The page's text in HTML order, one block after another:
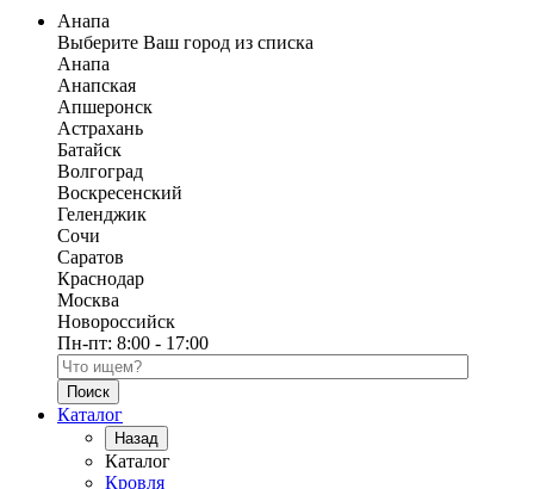
Анапа
Выберите Ваш город из списка
Анапа
Анапская
Апшеронск
Астрахань
Батайск
Волгоград
Воскресенский
Геленджик
Сочи
Саратов
Краснодар
Москва
Новороссийск
Пн-пт: 8:00 - 17:00
Поиск по каталогу
Каталог
Назад
Каталог
Кровля